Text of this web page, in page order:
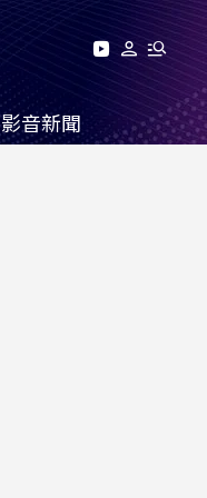
影音新聞